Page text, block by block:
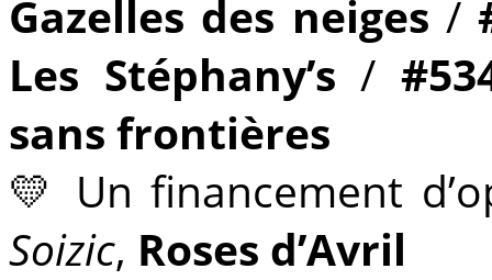
Gazelles des neiges /
Les Stéphany’s /
sans frontières
💛 Un financement
Soizic, Roses d’Avril